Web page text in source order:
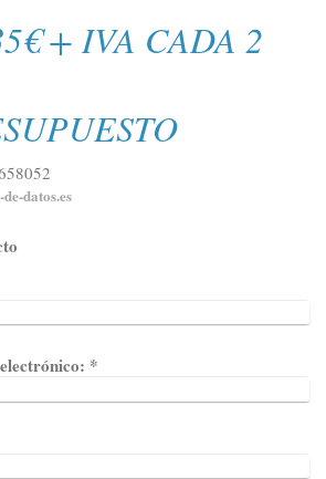
+ IVA CADA 2
datos.es
*